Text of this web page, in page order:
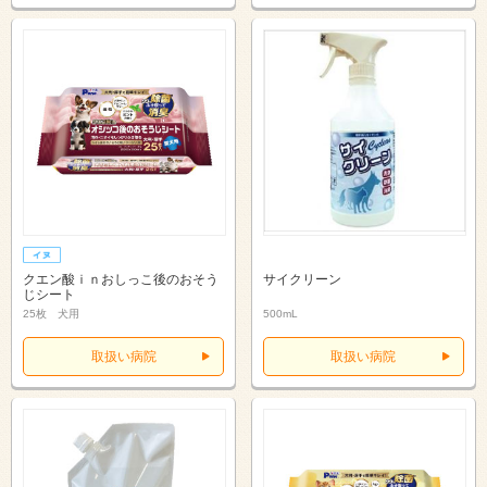
クエン酸ｉｎおしっこ後のおそう
じシート
25枚 犬用
取扱い病院
サイクリーン
500mL
取扱い病院